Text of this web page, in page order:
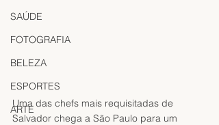
SAÚDE
FOTOGRAFIA
BELEZA
ESPORTES
ARTE
Uma das chefs mais requisitadas de
Salvador chega a São Paulo para um